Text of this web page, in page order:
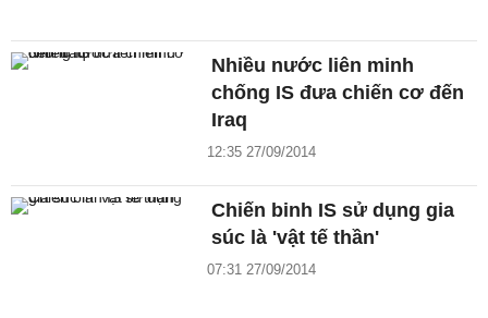
Nhiều nước liên minh
chống IS đưa chiến cơ đến
Iraq
12:35 27/09/2014
Chiến binh IS sử dụng gia
súc là 'vật tế thần'
07:31 27/09/2014